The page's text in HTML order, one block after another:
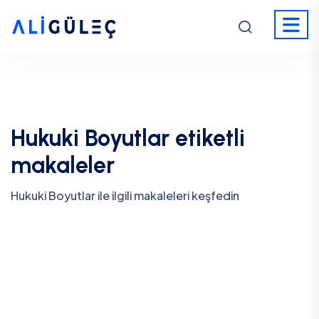
Hukuki Boyutlar etiketli
makaleler
Hukuki Boyutlar ile ilgili makaleleri keşfedin